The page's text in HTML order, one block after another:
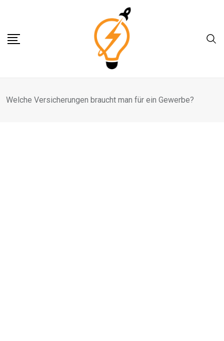
content
Welche Versicherungen braucht man für ein Gewerbe?